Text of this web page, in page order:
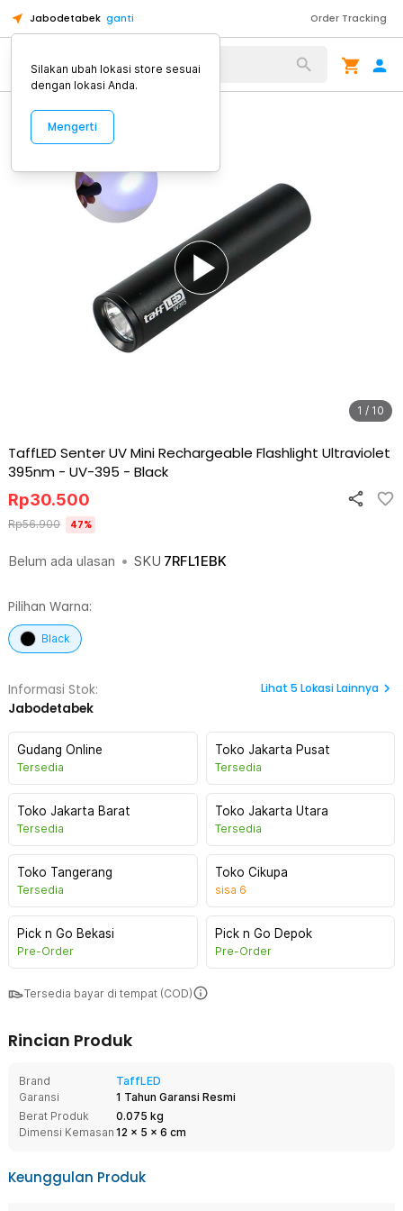
Jabodetabek ganti Order Tracking
Alat Kopi
1 / 10
TaffLED Senter UV Mini Rechargeable Flashlight Ultraviolet
395nm - UV-395 - Black
Belum ada ulasan • SKU 7RFL1EBK
Rp30.500
Rp56.900 47%
Pilihan Warna:
Black
Informasi Stok:
Jabodetabek
Lihat 5 Lokasi Lainnya
Gudang Online
Tersedia
Toko Jakarta Pusat
Tersedia
Toko Jakarta Barat
Tersedia
Toko Jakarta Utara
Tersedia
Toko Tangerang
Tersedia
Toko Cikupa
sisa 6
Pick n Go Bekasi
Pre-Order
Pick n Go Depok
Pre-Order
Tersedia bayar di tempat (COD)
Rincian Produk
Brand
TaffLED
Garansi
1 Tahun Garansi Resmi
Berat Produk
0.075 kg
Dimensi Kemasan 12 x 5 x 6 cm
Keunggulan Produk
Silakan ubah lokasi store sesuai
dengan lokasi Anda.
Mengerti